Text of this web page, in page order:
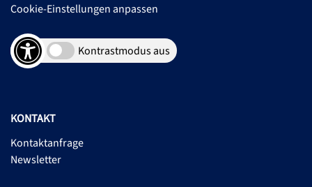
Cookie-Einstellungen anpassen
Kontrastmodus aus
KONTAKT
Kontaktanfrage
Newsletter